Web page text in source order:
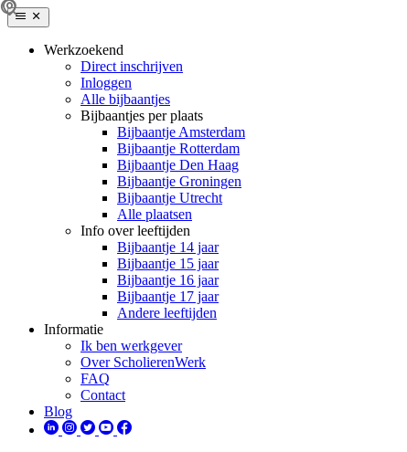
Werkzoekend
Direct inschrijven
Inloggen
Alle bijbaantjes
Bijbaantjes per plaats
Bijbaantje Amsterdam
Bijbaantje Rotterdam
Bijbaantje Den Haag
Bijbaantje Groningen
Bijbaantje Utrecht
Alle plaatsen
Info over leeftijden
Bijbaantje 14 jaar
Bijbaantje 15 jaar
Bijbaantje 16 jaar
Bijbaantje 17 jaar
Andere leeftijden
Informatie
Ik ben werkgever
Over ScholierenWerk
FAQ
Contact
Blog